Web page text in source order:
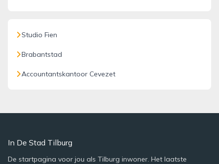
Studio Fien
Brabantstad
Accountantskantoor Cevezet
In De Stad Tilburg
De startpagina voor jou als Tilburg inwoner. Het laatste